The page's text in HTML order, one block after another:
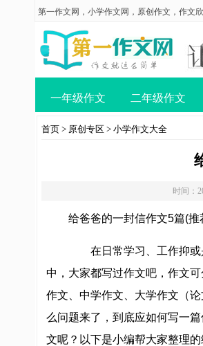
第一作文网 ， 小学作文网 ， 原创作文 ， 作文
一年级作文 二年级作文
首页 > 原创专区 > 小学作文大全
时间：
给爸爸的一封信作文5篇(推
在日常学习、工作抑或
中，大家都写过作文吧，作文
作文、中学作文、大学作文（
么问题来了，到底应如何写一
文呢？以下是小编帮大家整理